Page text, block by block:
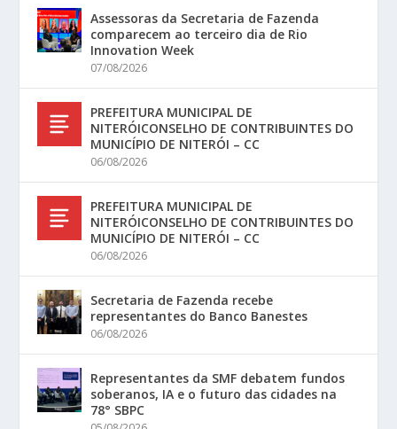
Assessoras da Secretaria de Fazenda
comparecem ao terceiro dia de Rio
Innovation Week
07/08/2026
PREFEITURA MUNICIPAL DE
NITERÓICONSELHO DE CONTRIBUINTES DO
MUNICÍPIO DE NITERÓI – CC
06/08/2026
PREFEITURA MUNICIPAL DE
NITERÓICONSELHO DE CONTRIBUINTES DO
MUNICÍPIO DE NITERÓI – CC
06/08/2026
Secretaria de Fazenda recebe
representantes do Banco Banestes
06/08/2026
Representantes da SMF debatem fundos
soberanos, IA e o futuro das cidades na
78° SBPC